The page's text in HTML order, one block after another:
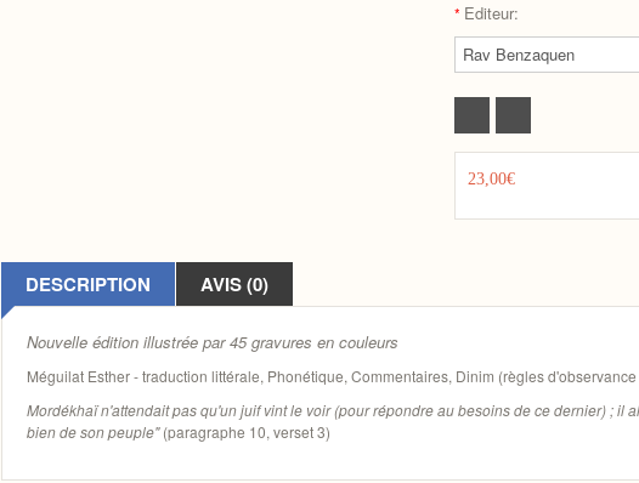
* Editeur:
23,00€
DESCRIPTION AVIS (0)
Nouvelle édition illustrée par 45 gravures en couleurs
Méguilat Esther - traduction littérale, Phonétique, Commentaires, Dinim (règles
Mordékhaï n'attendait pas qu'un juif vint le voir (pour répondre au besoins de ce dernier) ; il
bien de son peuple"(paragraphe 10, verset 3)